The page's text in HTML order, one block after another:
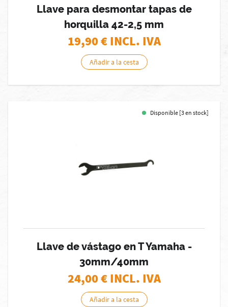
Llave para desmontar tapas de
horquilla 42-2,5 mm
19,90€ INCL. IVA
Añadir a la cesta
Disponible [3 en stock]
Llave de vástago en T Yamaha -
30mm/40mm
24,00€ INCL. IVA
Añadir a la cesta